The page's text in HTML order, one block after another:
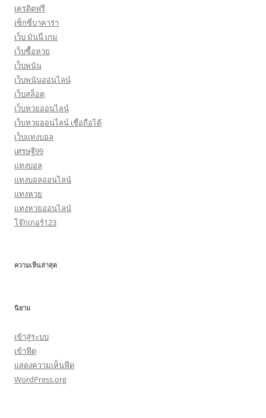
เครดิตฟรี
เซ็กซี่บาคาร่า
เว็บ มันนี่ เกม
เว็บซื้อหวย
เว็บพนัน
เว็บพนันออนไลน์
เว็บสล็อต
เว็บหวยออนไลน์
เว็บหวยออนไลน์ เชื่อถือได้
เว็บแทงบอล
เศรษฐี99
แทงบอล
แทงบอลออนไลน์
แทงหวย
แทงหวยออนไลน์
โจ๊กเกอร์123
ความเห็นล่าสุด
นิยาม
เข้าสู่ระบบ
เข้าฟีด
แสดงความเห็นฟีด
WordPress.org